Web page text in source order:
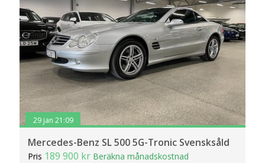
29 jan 21:09
Mercedes-Benz SL 500 5G-Tronic Svensksåld
Pris 189 900 kr Beräkna månadskostnad